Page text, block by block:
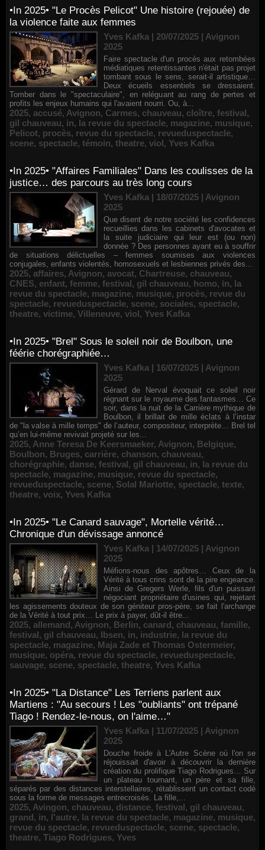
•In 2025• "Le Procès Pelicot" Une histoire (rejouée) de
la violence faite aux femmes
Yves Kafka | 20/07/2025 | Avignon
2025
Faire spectacle d'un procès aux retombées
médiatiques retentissantes n'était pas projet
tombant sous le sens, serait-il artistique…
Deux écueils essentiels se dressaient.
Tomber dans le "spectaculaire", en reléguant au rang de pertes et
profits les enjeux humains qui l'avaient nourri. Ou, à...
2025, accusé, Avignon, Carmes, chauveau, cloître, festival,
gil chauveau, in, la revue du spectacle, magazine, musique,
Pelicot, procès, revue du spectacle, revueduspectacle,
scene, spectacle, témoin, theatre, viol, Yves Kafka
•In 2025• "Affaires Familiales" Dans les coulisses de la
justice… des parcours au très long cours
Yves Kafka | 18/07/2025 | Avignon
2025
Que disent de notre société les confidences
recueillies dans les cabinets d'avocates et
la suite judiciaire qui leur est (ou non)
donnée ? Des personnes ayant eu à souffrir
de situations délictuelles – femmes soumises aux violences
conjugales, enfants violentés, homosexuels et lesbiennes privés des...
2025, affaires, Avignon, avocat, Chartreuse, chauveau,
CNES, enfant, femme, festival, gil chauveau, homo, in, la
revue du spectacle, magazine, musique, procès, revue du
spectacle, revueduspectacle, scene, sociales, spectacle,
theatre, victime, Villeneuve, viol, Yves Kafka
•In 2025• "Brel" Sous le soleil noir de Boulbon, une
féérie chorégraphiée…
Yves Kafka | 16/07/2025 | Avignon
2025
Gérard de Nerval évoquait ce soleil noir
régnant sur le royaume des fantasmes… Ce
soir, dans la nuit de la Carrière mythique de
Boulbon, il brillait de mille éclats à l’instar
de "la valse à mille temps" de l’auteur, compositeur, interprète… Brel tel
qu’en lui-même revivait projeté sur les...
2025, Anne Teresa De Keersmaeker, Avignon, Belgique,
Boulbon, Bruges, carrière, chanson, chauveau,
chorégraphie, danse, festival, gil chauveau, in, la revue du
spectacle, magazine, musique, revue du spectacle,
revueduspectacle, scene, Solal Mariotte, spectacle, texte,
theatre, voix, Yves Kafka
•In 2025• "Le Canard sauvage", Mortelle vérité…
Chronique d'un dévissage annoncé
Yves Kafka | 14/07/2025 | Avignon
2025
Méfions-nous des apôtres… Ceux de la
Vérité à tous crins sont de la pire engeance.
Ainsi de Gregers Werle, fils d'un puissant
négociant propriétaire d'usines qui, rejetant
les agissements douteux de son géniteur pros-père, se fait l'archange
de la Vérité à tout prix… Le prix à payer, dût-il être...
2025, allemand, Avignon, Berlin, canard, chauveau, famille,
festival, gil chauveau, Ibsen, in, industrie, la revue du
spectacle, magazine, Maja Zade et Thomas Ostermeier,
musique, opéra, revue du spectacle, revueduspectacle,
sauvage, scene, spectacle, theatre, Yves Kafka
•In 2025• "La Distance" Les Terriens parlent aux
Martiens : "Au secours ! Les "oubliants" ont trépané
Tiago ! Rendez-le-nous, on l'aime…"
Yves Kafka | 11/07/2025 | Avignon
2025
Douche froide à L'Autre Scène où l'on se
réjouissait d'avoir à découvrir la dernière
création du prolifique Tiago Rodrigues… Sur
un plateau tournant, un père et sa fille,
séparés par des distances interstellaires, rétablissent un contact codé
sous la forme de messages entrecroisés. La fille,...
2025, Avingon, chauveau, distance, festival, gil chauveau,
grand, in, l'autre, la revue du spectacle, magazine, musique,
revue du spectacle, revueduspectacle, scene, spectacle,
theatre, Tiago Rodrigues, Yves